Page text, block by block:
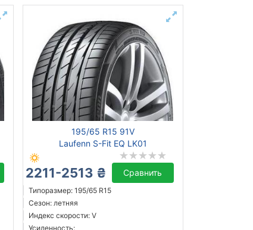
195/65 R15 91V
Laufenn S-Fit EQ LK01
2211-2513 ₴ Сравнить
Типоразмер: 195/65 R15
Сезон: летняя
Индекс скорости: V
Усиленность: